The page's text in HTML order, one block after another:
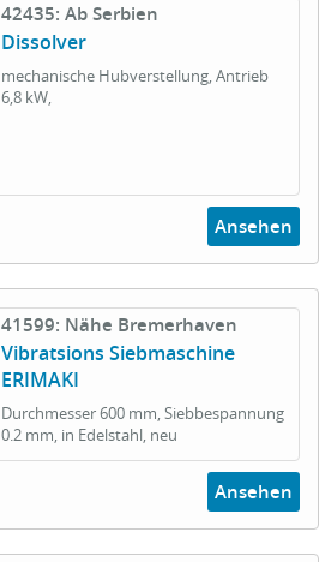
42435: Ab Serbien
Dissolver
mechanische Hubverstellung, Antrieb
6,8 kW,
Ansehen
41599: Nähe Bremerhaven
Vibratsions Siebmaschine
ERIMAKI
Durchmesser 600 mm, Siebbespannung
0.2 mm, in Edelstahl, neu
Ansehen